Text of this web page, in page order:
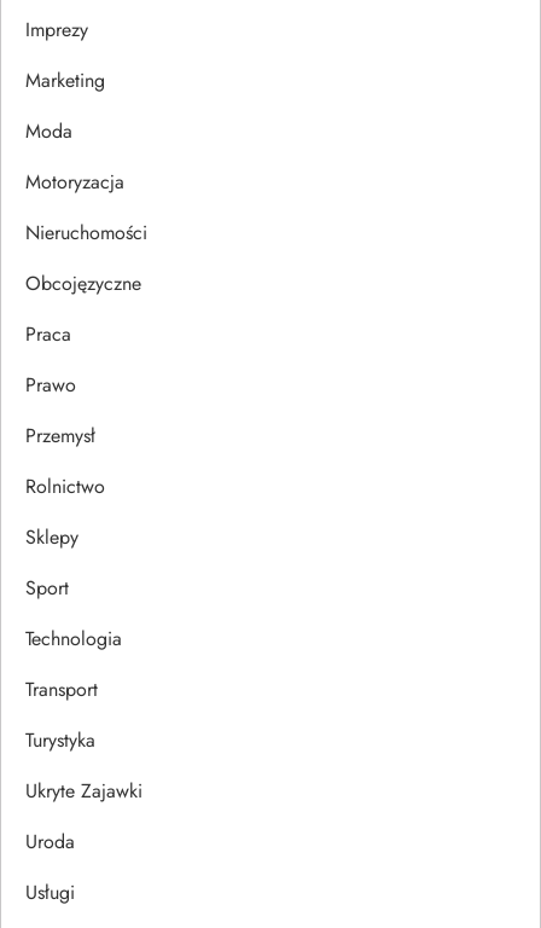
a
w
p
u
Imprezy
Marketing
Moda
Motoryzacja
Nieruchomości
Obcojęzyczne
Praca
Prawo
Przemysł
Rolnictwo
Sklepy
Sport
Technologia
Transport
Turystyka
Ukryte Zajawki
Uroda
Usługi